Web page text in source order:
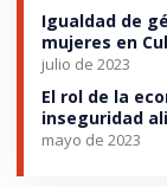
Igualdad de
mujeres en
julio de 2023
El rol de la
inseguridad
mayo de 2023